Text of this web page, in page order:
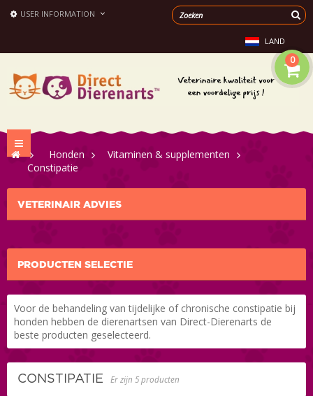
USER INFORMATION
LAND
0
Toggle
navigation
> Honden >
Vitaminen & supplementen
Constipatie
VETERINAIR ADVIES
PRODUCTEN SELECTIE
Voor de behandeling van tijdelijke of chronische constipatie bij
honden hebben de dierenartsen van Direct-Dierenarts de
beste producten geselecteerd.
CONSTIPATIE Er zijn 5 producten